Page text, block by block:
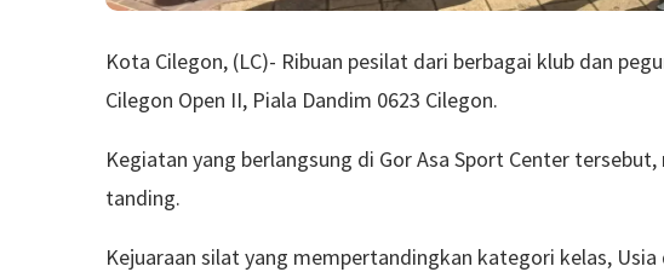
Kota Cilegon, (LC)- Ribuan pesilat dari berbagai klub dan
Cilegon Open II, Piala Dandim 0623 Cilegon.
Kegiatan yang berlangsung di Gor Asa Sport Center
tanding.
Kejuaraan silat yang mempertandingkan kategori kelas, Usia